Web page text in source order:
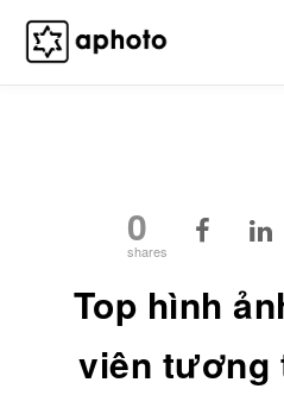
Skip
content
0
shares
Top hình
viên tương